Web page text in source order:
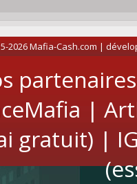
2026 Mafia-Cash.com |
|
gratuit) |